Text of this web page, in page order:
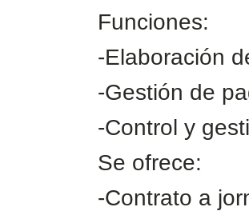
Funciones:
-Elaboración
-Gestión de
-Control y
Se ofrece:
-Contrato a